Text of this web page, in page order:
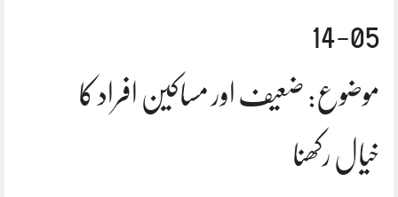
05-14
موضوع: ضعیف اور مساکین افراد کا
خیال رکھنا